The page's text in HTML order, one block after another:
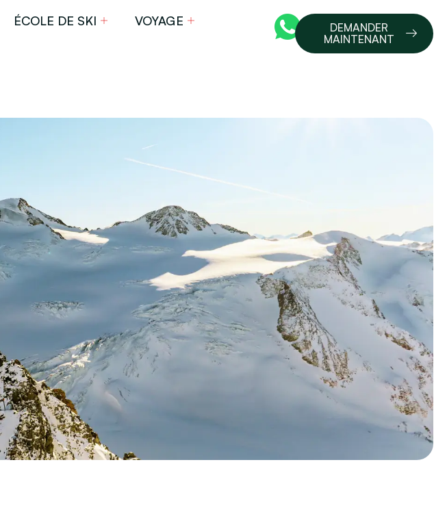
ÉCOLE DE SKI
VOYAGE
DEMANDER
MAINTENANT